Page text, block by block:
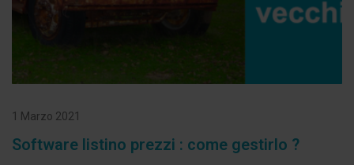
1 Marzo 2021
Software listino prezzi : come gestirlo ?